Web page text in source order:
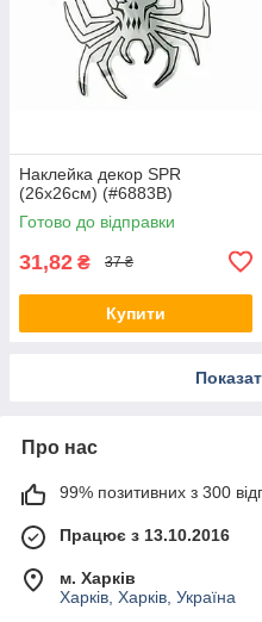
Наклейка декор SPR
(26х26см) (#6883B)
Готово до відправки
31,82 ₴ 37 ₴
Купити
Про нас
99% позитивних з 300
Працює з 13.10.2016
м. Харків
Харків, Харків, Україна